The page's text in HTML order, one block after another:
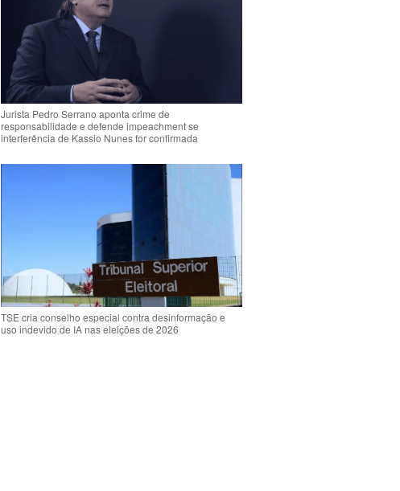
Jurista Pedro Serrano aponta crime de
responsabilidade e defende impeachment se
interferência de Kassio Nunes for confirmada
TSE cria conselho especial contra desinformação e
uso indevido de IA nas eleições de 2026